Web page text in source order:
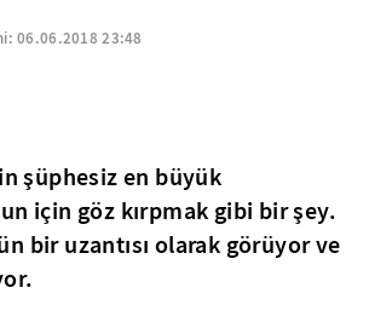
06.06.2018 23:48
şüphesiz en büyük
için göz kırpmak gibi bir şey.
bir uzantısı olarak görüyor ve